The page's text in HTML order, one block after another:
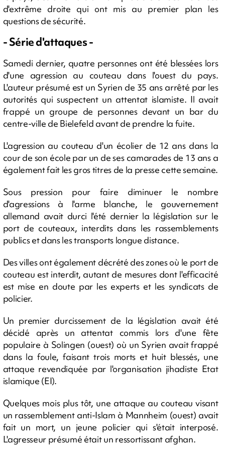
d'extrême droite qui ont mis au premier plan les
questions de sécurité.
- Série d'attaques -
Samedi dernier, quatre personnes ont été blessées lors
d'une agression au couteau dans l'ouest du pays.
L'auteur présumé est un Syrien de 35 ans arrêté par les
autorités qui suspectent un attentat islamiste. Il avait
frappé un groupe de personnes devant un bar du
centre-ville de Bielefeld avant de prendre la fuite.
L'agression au couteau d'un écolier de 12 ans dans la
cour de son école par un de ses camarades de 13 ans a
également fait les gros titres de la presse cette semaine.
Sous pression pour faire diminuer le nombre
d'agressions à l'arme blanche, le gouvernement
allemand avait durci l'été dernier la législation sur le
port de couteaux, interdits dans les rassemblements
publics et dans les transports longue distance.
Des villes ont également décrété des zones où le port de
couteau est interdit, autant de mesures dont l'efficacité
est mise en doute par les experts et les syndicats de
policier.
Un premier durcissement de la législation avait été
décidé après un attentat commis lors d'une fête
populaire à Solingen (ouest) où un Syrien avait frappé
dans la foule, faisant trois morts et huit blessés, une
attaque revendiquée par l'organisation jihadiste Etat
islamique (EI).
Quelques mois plus tôt, une attaque au couteau visant
un rassemblement anti-Islam à Mannheim (ouest) avait
fait un mort, un jeune policier qui s'était interposé.
L'agresseur présumé était un ressortissant afghan.